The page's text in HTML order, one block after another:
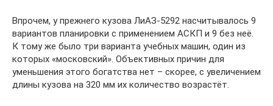
Впрочем, у прежнего кузова ЛиАЗ-5292 насчитывалось 9
вариантов планировки с применением АСКП и 9 без неё.
К тому же было три варианта учебных машин, один из
которых «московский». Объективных причин для
уменьшения этого богатства нет – скорее, с увеличением
длины кузова на 320 мм их количество возрастёт.